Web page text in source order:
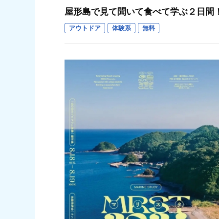
屋形島で見て聞いて食べて学ぶ２日間
アウトドア 体験系 無料